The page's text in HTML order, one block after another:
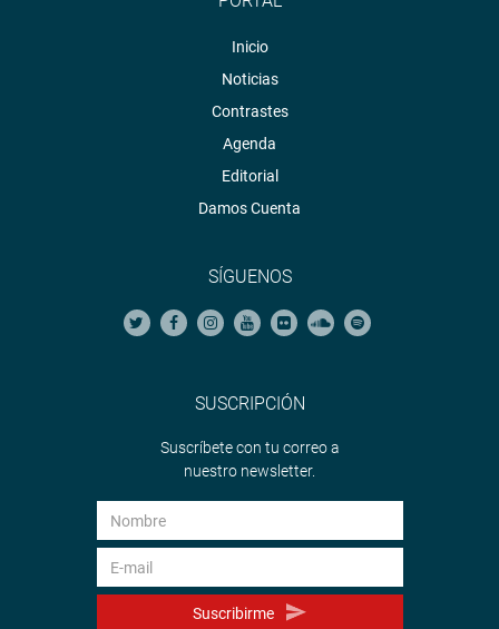
Inicio
Noticias
Contrastes
Agenda
Editorial
Damos Cuenta
SÍGUENOS
SUSCRIPCIÓN
Suscríbete con tu correo a
nuestro newsletter.
Suscribirme